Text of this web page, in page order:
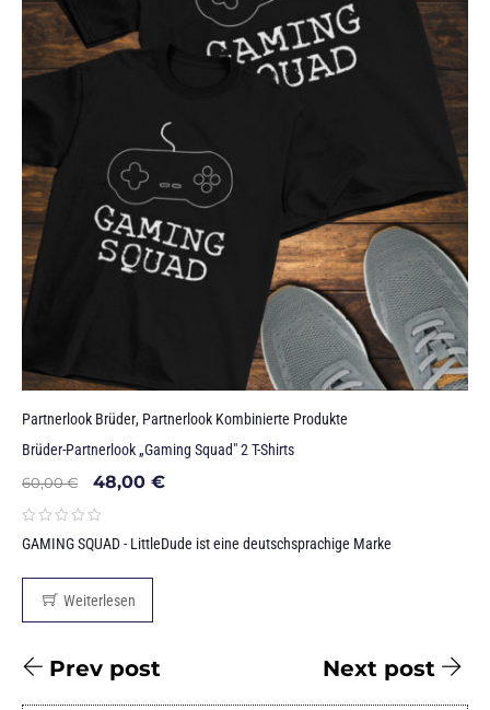
Partnerlook Brüder, Partnerlook Kombinierte Produkte
Brüder-Partnerlook „Gaming Squad" 2 T-Shirts
60,00€ 48,00 €
GAMING SQUAD - LittleDude ist eine deutschsprachige Marke
Weiterlesen
Prev post Next post